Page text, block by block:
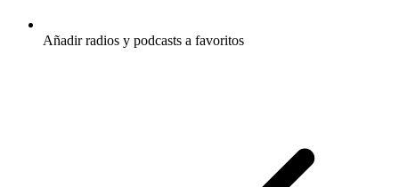
Añadir radios y podcasts a favoritos